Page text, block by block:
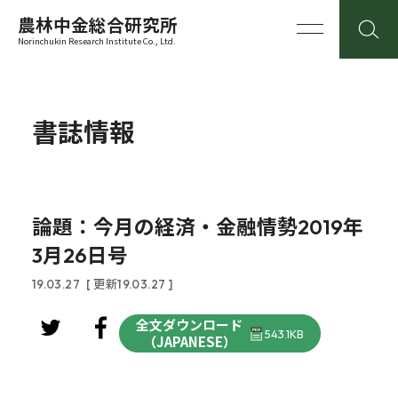
農林中金総合研究所
Norinchukin Research Institute Co., Ltd.
書誌情報
論題：今月の経済・金融情勢2019年
3月26日号
19.03.27 [ 更新19.03.27 ]
全文ダウンロード
（JAPANESE）
543.1KB